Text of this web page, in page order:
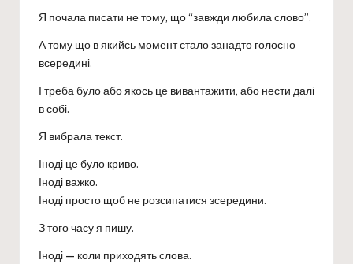
Я почала писати не тому, що “завжди любила слово”.
А тому що в якийсь момент стало занадто голосно
всередині.
І треба було або якось це вивантажити, або нести далі
в собі.
Я вибрала текст.
Іноді це було криво.
Іноді важко.
Іноді просто щоб не розсипатися зсередини.
З того часу я пишу.
Іноді — коли приходять слова.